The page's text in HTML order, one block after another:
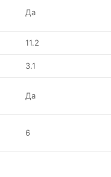
Да
11.2
3.1
Да
6